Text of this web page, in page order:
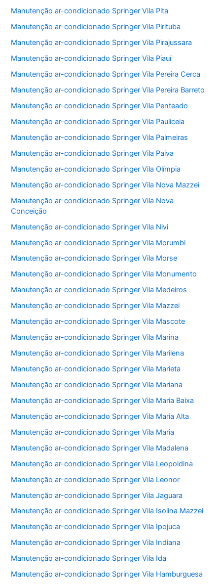
Manutenção ar-condicionado Springer Vila Pita
Manutenção ar-condicionado Springer Vila Pirituba
Manutenção ar-condicionado Springer Vila Pirajussara
Manutenção ar-condicionado Springer Vila Piauí
Manutenção ar-condicionado Springer Vila Pereira Cerca
Manutenção ar-condicionado Springer Vila Pereira Barreto
Manutenção ar-condicionado Springer Vila Penteado
Manutenção ar-condicionado Springer Vila Pauliceia
Manutenção ar-condicionado Springer Vila Palmeiras
Manutenção ar-condicionado Springer Vila Paiva
Manutenção ar-condicionado Springer Vila Olímpia
Manutenção ar-condicionado Springer Vila Nova Mazzei
Manutenção ar-condicionado Springer Vila Nova
Conceição
Manutenção ar-condicionado Springer Vila Nivi
Manutenção ar-condicionado Springer Vila Morumbi
Manutenção ar-condicionado Springer Vila Morse
Manutenção ar-condicionado Springer Vila Monumento
Manutenção ar-condicionado Springer Vila Medeiros
Manutenção ar-condicionado Springer Vila Mazzei
Manutenção ar-condicionado Springer Vila Mascote
Manutenção ar-condicionado Springer Vila Marina
Manutenção ar-condicionado Springer Vila Marilena
Manutenção ar-condicionado Springer Vila Marieta
Manutenção ar-condicionado Springer Vila Mariana
Manutenção ar-condicionado Springer Vila Maria Baixa
Manutenção ar-condicionado Springer Vila Maria Alta
Manutenção ar-condicionado Springer Vila Maria
Manutenção ar-condicionado Springer Vila Madalena
Manutenção ar-condicionado Springer Vila Leopoldina
Manutenção ar-condicionado Springer Vila Leonor
Manutenção ar-condicionado Springer Vila Jaguara
Manutenção ar-condicionado Springer Vila Isolina Mazzei
Manutenção ar-condicionado Springer Vila Ipojuca
Manutenção ar-condicionado Springer Vila Indiana
Manutenção ar-condicionado Springer Vila Ida
Manutenção ar-condicionado Springer Vila Hamburguesa